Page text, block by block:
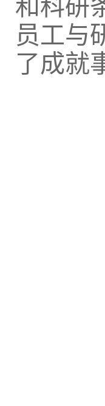
和科研
员工与
了成就